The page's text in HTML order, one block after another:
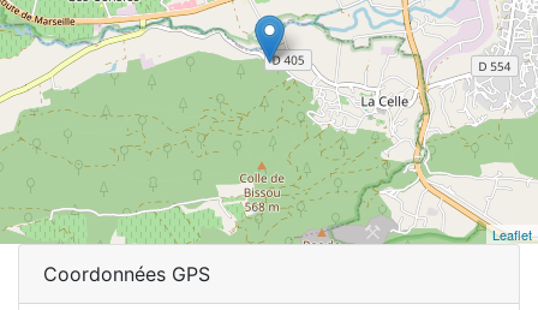
Leaflet
Coordonnées GPS